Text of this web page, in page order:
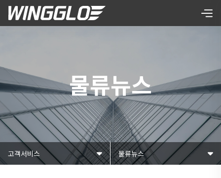
물류뉴스
고객서비스 물류뉴스